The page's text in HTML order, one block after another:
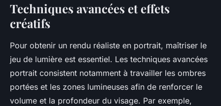
Techniques avancées et effets
créatifs
Pour obtenir un rendu réaliste en portrait, maîtriser le
jeu de lumière est essentiel. Les techniques avancées
portrait consistent notamment à travailler les ombres
portées et les zones lumineuses afin de renforcer le
volume et la profondeur du visage. Par exemple,